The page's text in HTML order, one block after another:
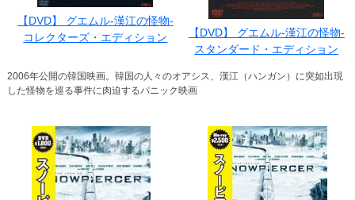
【DVD】 グエムル-漢江の怪物-
コレクターズ・エディション
【DVD】 グエムル-漢江の怪物-
スタンダード・エディション
2006年公開の韓国映画。韓国の人々のオアシス、漢江（ハンガン）に突如出現
した怪物を巡る事件に肉迫するパニック映画